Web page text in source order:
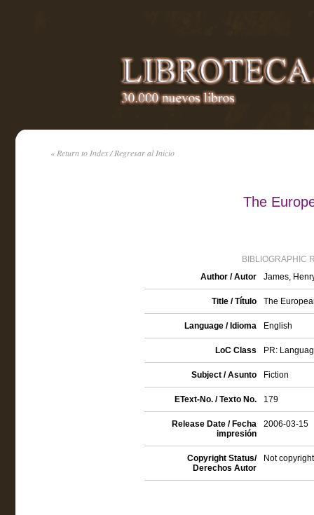
« Return to Index / Regresar al Inicio
The
BIBLIOGRAPHIC
Author / Autor
James,
Title / Título The
Language / Idioma English
LoC Class PR:
Subject / Asunto Fiction
EText-No. / Texto No. 179
Release Date / Fecha
impresión
2006-03-15
Copyright Status/
Derechos Autor
Not